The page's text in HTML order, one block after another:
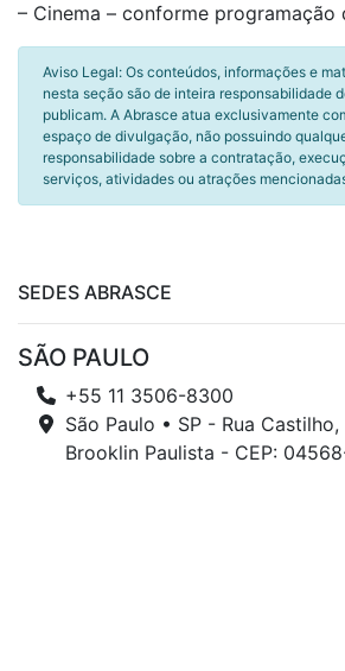
– Cinema – conforme programação
Aviso Legal: Os conteúdos, informações e
nesta seção são de inteira responsabilidade
publicam. A Abrasce atua exclusivamente
espaço de divulgação, não possuindo
responsabilidade sobre a contratação,
serviços, atividades ou atrações
SEDES ABRASCE
SÃO PAULO
+55 11 3506-8300
São Paulo • SP - Rua Castilho,
Brooklin Paulista - CEP: